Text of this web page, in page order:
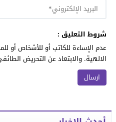
شروط التعليق :
عدم الإساءة للكاتب أو للأشخاص أو
الالهية. والابتعاد عن التحريض